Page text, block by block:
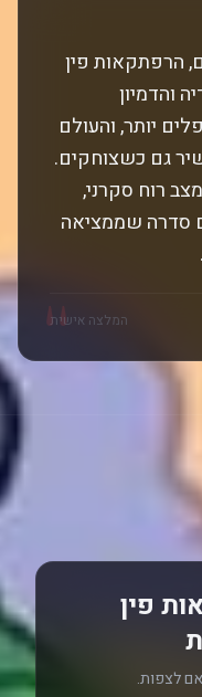
"
הרפתקאות פין
והדמיון
יותר, והעולם
גם כשצוחקים.
רוח סקרני,
סדרה שממציאה
המלצה אישית
פין
לצפות.